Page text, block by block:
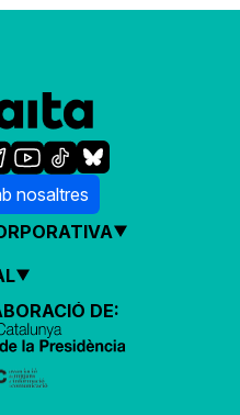
nosaltres
DE: